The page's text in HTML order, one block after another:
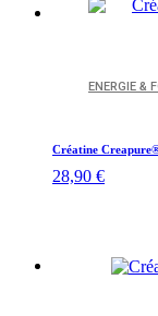
ENERGIE &
Créatine
28,90 €